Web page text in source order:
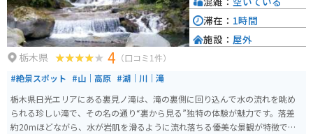
栃木県 4 （口コミ1件）
#絶景スポット #山｜高原 #湖｜川｜滝
栃木県日光エリアにある裏見ノ滝は、滝の裏側に回り込んで水の流れを眺め
られる珍しい滝で、その名の通り“裏から見る”独特の体験が魅力です。落差
約20mほどながら、水が岩肌を滑るように流れ落ちる優美な景観が特徴で、
滞在： 1時間
施設： 屋外